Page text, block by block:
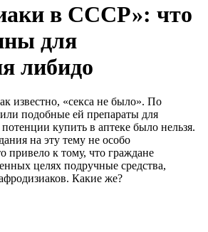
в СССР»: что
для
либидо
известно, «секса не было». По
подобные ей препараты для
купить в аптеке было нельзя.
на эту тему не особо
привело к тому, что граждане
целях подручные средства,
Какие же?